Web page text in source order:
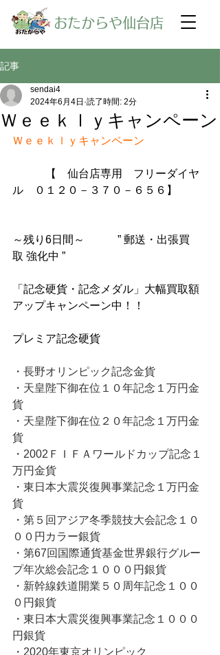
​おたからや仙台店
記事
Ｗｅｅｋｌｙキャンペーン
sendai4
2024年6月4日 読了時間: 2分
Ｗｅｅｋｌｙキャンペーン
【　仙台店専用　フリーダイヤ
ル　０１２０－３７０－６５６】
～残り6日間～　　　” 郵送・出張買
取 強化中 ”
「記念硬貨・記念メダル」大幅買取額
アップキャンペーン中！！
プレミア記念硬貨
・長野オリンピック記念金貨
・天皇陛下御在位１０年記念１万円金
貨
・天皇陛下御在位２０年記念１万円金
貨
・2002ＦＩＦＡワールドカップ記念１
万円金貨
・東日本大震災復興事業記念１万円金
貨
・第５回アジア冬季競技大会記念１０
００円カラー銀貨
・第67回国際通貨基金世界銀行グルー
プ年次総会記念１０００円銀貨
・新幹線鉄道開業５０周年記念１００
０円銀貨
・東日本大震災復興事業記念１０００
円銀貨
・2020年東京オリンピック